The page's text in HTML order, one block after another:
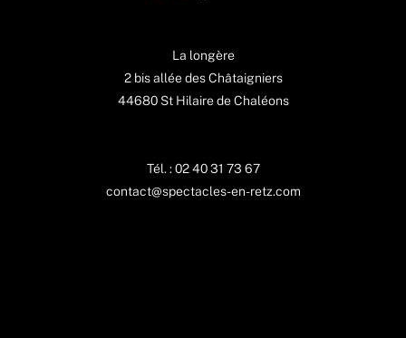
La longère
2 bis allée des Châtaigniers
44680 St Hilaire de Chaléons
Tél. : 02 40 31 73 67
contact@spectacles-en-retz.com